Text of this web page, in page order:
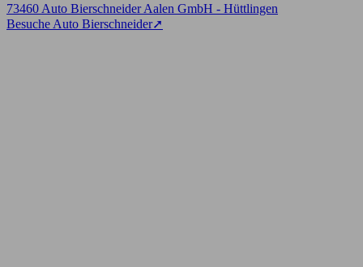
73460 Auto Bierschneider Aalen GmbH - Hüttlingen
Besuche Auto Bierschneider➚